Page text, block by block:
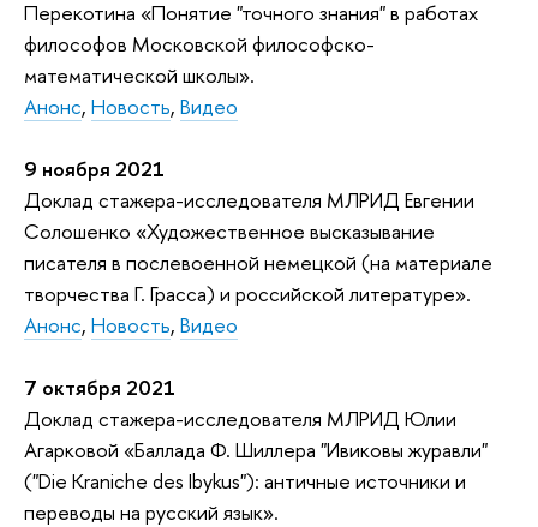
Перекотина «Понятие "точного знания" в работах
философов Московской философско-
математической школы».
Анонс, Новость, Видео
9 ноября 2021
Доклад стажера-исследователя МЛРИД Евгении
Солошенко «Художественное высказывание
писателя в послевоенной немецкой (на материале
творчества Г. Грасса) и российской литературе».
Анонс, Новость, Видео
7 октября 2021
Доклад стажера-исследователя МЛРИД Юлии
Агарковой «Баллада Ф. Шиллера "Ивиковы журавли"
("Die Kraniche des Ibykus"): античные источники и
переводы на русский язык».